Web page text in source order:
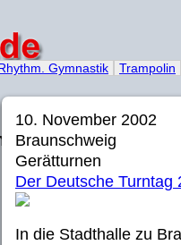
Gymnastik Trampolin
10. November 2002
Braunschweig
Gerätturnen
Der Deutsche Turntag
In die Stadthalle zu